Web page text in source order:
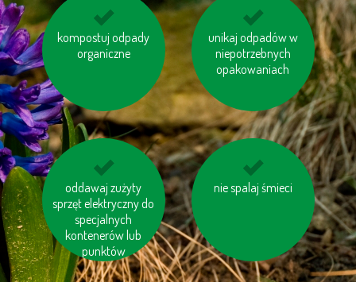
kompostuj odpady
organiczne
drukuj na papierze z
odzysku
unikaj odpadów w
niepotrzebnych
opakowaniach
niewielkie odległości
pokonuj pieszo
oddawaj zużyty
sprzęt elektryczny do
specjalnych
kontenerów lub
punktów
korzystaj z baterii
ładowalnych
nie spalaj śmieci
jeździj na rowerze